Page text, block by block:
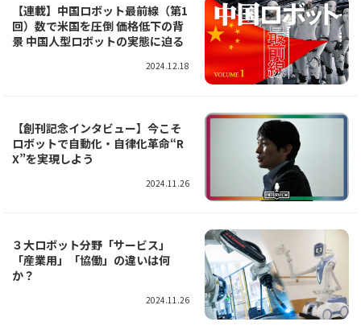
【連載】中国ロボット最前線（第1
回）数で米国を圧倒 価格低下の背
景 中国人型ロボットの実態に迫る
2024.12.18
【創刊記念インタビュー】今こそ
ロボットで自動化・自律化革命“R
X”を実現しよう
2024.11.26
３大ロボット分野「サービス」
「産業用」「協働」の違いは何
か？
2024.11.26